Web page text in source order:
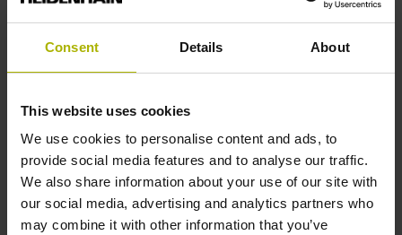
Consent Details About
This website uses cookies
We use cookies to personalise content and ads, to
provide social media features and to analyse our traffic.
We also share information about your use of our site with
our social media, advertising and analytics partners who
may combine it with other information that you’ve
azimutového systému a natočení
listů rotoru